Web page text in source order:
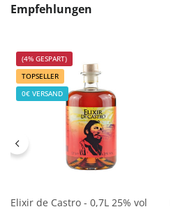
Produktgalerie überspringen
Empfehlungen
(4% GESPART)
TOPSELLER
0€ VERSAND
Elixir de Castro - 0,7L 25% vol